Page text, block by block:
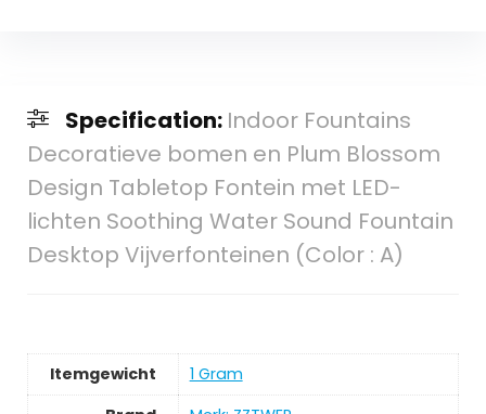
Specification: Indoor Fountains
Decoratieve bomen en Plum Blossom
Design Tabletop Fontein met LED-
lichten Soothing Water Sound Fountain
Desktop Vijverfonteinen (Color : A)
Itemgewicht
‎1 Gram